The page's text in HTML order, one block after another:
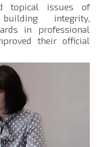
topical issues of
integrity,
in professional
their official